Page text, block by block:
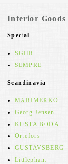
Interior Goods
Special
SGHR
SEMPRE
Scandinavia
MARIMEKKO
Georg Jensen
KOSTA BODA
Orrefors
GUSTAVSBERG
Littlephant